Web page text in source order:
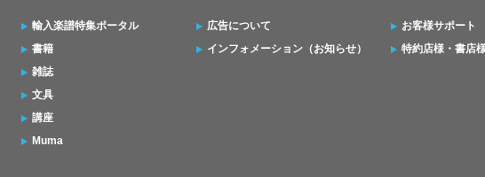
輸入楽譜特集ポータル
書籍
雑誌
文具
講座
Muma
広告について
インフォメーション（お知らせ）
お客様サポート
特約店様・書店